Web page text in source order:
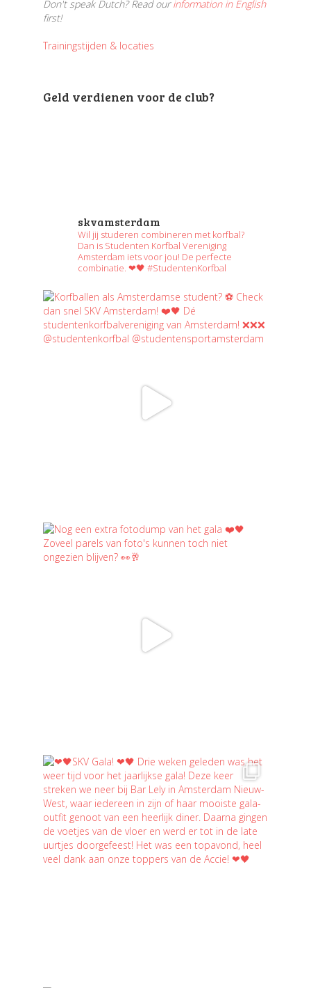
Don't speak Dutch? Read ourinformation in English
first!
Trainingstijden & locaties
Geld verdienen voor de club?
skvamsterdam
Wil jij studeren combineren met korfbal?
Dan is Studenten Korfbal Vereniging
Amsterdam iets voor jou! De perfecte
combinatie. ❤🖤 #StudentenKorfbal